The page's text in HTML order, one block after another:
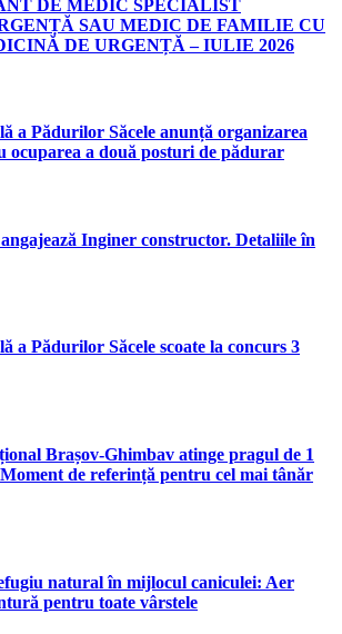
DE MEDIC SPECIALIST
SAU MEDIC DE FAMILIE CU
DE URGENȚĂ – IULIE 2026
a Pădurilor Săcele anunță organizarea
ocuparea a două posturi de pădurar
Inginer constructor. Detaliile în
a Pădurilor Săcele scoate la concurs 3
Brașov‑Ghimbav atinge pragul de 1
de referință pentru cel mai tânăr
natural în mijlocul caniculei: Aer
pentru toate vârstele